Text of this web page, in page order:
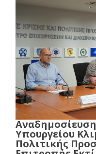
Υπουργείου
Πολιτικής